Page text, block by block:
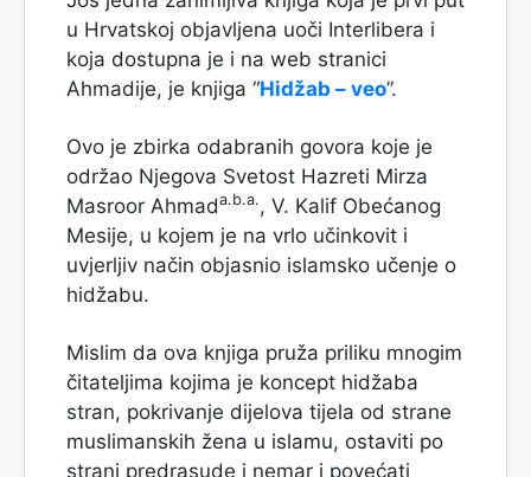
u Hrvatskoj objavljena uoči Interlibera i
koja dostupna je i na web stranici
Ahmadije, je knjiga “Hidžab – veo”.
Ovo je zbirka odabranih govora koje je
održao Njegova Svetost Hazreti Mirza
Masroor Ahmada.b.a., V. Kalif Obećanog
Mesije, u kojem je na vrlo učinkovit i
uvjerljiv način objasnio islamsko učenje o
hidžabu.
Mislim da ova knjiga pruža priliku mnogim
čitateljima kojima je koncept hidžaba
stran, pokrivanje dijelova tijela od strane
muslimanskih žena u islamu, ostaviti po
strani predrasude i nemar i povećati